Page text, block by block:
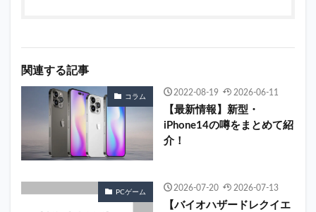
関連する記事
コラム 2022-08-19 2026-06-11
【最新情報】新型・
iPhone14の噂をまとめて紹
介！
PCゲーム 2026-07-20 2026-07-13
【バイオハザードレクイエ